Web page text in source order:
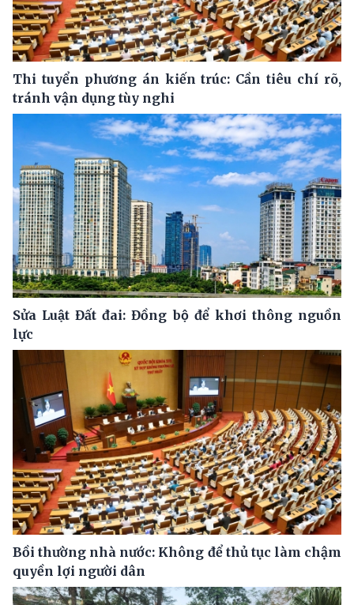
Thi tuyển phương án kiến trúc: Cần tiêu chí rõ,
tránh vận dụng tùy nghi
Sửa Luật Đất đai: Đồng bộ để khơi thông nguồn
lực
Bồi thường nhà nước: Không để thủ tục làm chậm
quyền lợi người dân